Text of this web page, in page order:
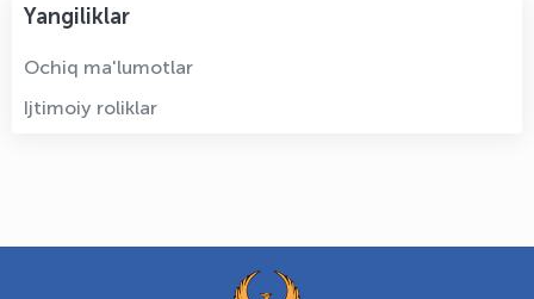
Yangiliklar
Ochiq ma'lumotlar
Ijtimoiy roliklar